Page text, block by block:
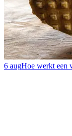
6 augHoe werkt een